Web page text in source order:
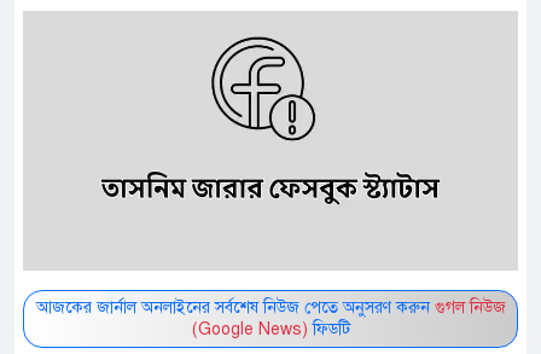
আজকের জার্নাল অনলাইনের সর্বশেষ নিউজ পেতে অনুসরণ করুন গুগল নিউজ
(Google News) ফিডটি